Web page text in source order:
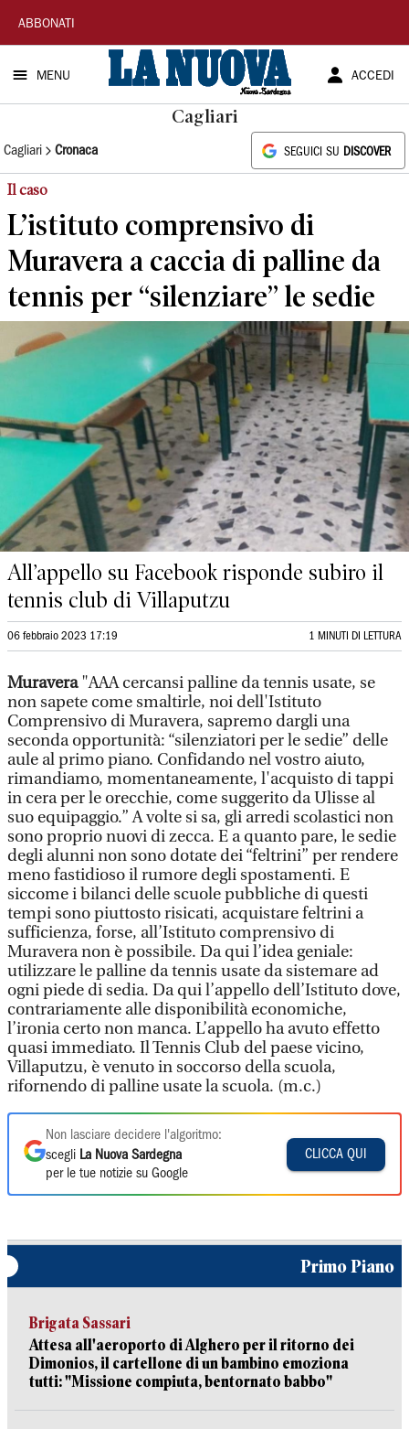
La
Nuova
Sardegna
ABBONATI
MENU ACCEDI
Cagliari
Cagliari Cronaca SEGUICI SU DISCOVER
Il caso
L’istituto comprensivo di
Muravera a caccia di palline da
tennis per “silenziare” le sedie
All’appello su Facebook risponde subiro il
tennis club di Villaputzu
06 febbraio 2023 17:19 1 MINUTI DI LETTURA
Muravera"AAA cercansi palline da tennis usate, se
non sapete come smaltirle, noi dell'Istituto
Comprensivo di Muravera, sapremo dargli una
seconda opportunità: “silenziatori per le sedie” delle
aule al primo piano. Confidando nel vostro aiuto,
rimandiamo, momentaneamente, l'acquisto di tappi
in cera per le orecchie, come suggerito da Ulisse al
suo equipaggio.” A volte si sa, gli arredi scolastici non
sono proprio nuovi di zecca. E a quanto pare, le sedie
degli alunni non sono dotate dei “feltrini” per rendere
meno fastidioso il rumore degli spostamenti. E
siccome i bilanci delle scuole pubbliche di questi
tempi sono piuttosto risicati, acquistare feltrini a
sufficienza, forse, all’Istituto comprensivo di
Muravera non è possibile. Da qui l’idea geniale:
utilizzare le palline da tennis usate da sistemare ad
ogni piede di sedia. Da qui l’appello dell’Istituto dove,
contrariamente alle disponibilità economiche,
l’ironia certo non manca. L’appello ha avuto effetto
quasi immediato. Il Tennis Club del paese vicino,
Villaputzu, è venuto in soccorso della scuola,
rifornendo di palline usate la scuola. (m.c.)
Non lasciare decidere l'algoritmo:
scegli La Nuova Sardegna
per le tue notizie su Google
CLICCA QUI
Primo Piano
Brigata Sassari
Attesa all'aeroporto di Alghero per il ritorno dei
Dimonios, il cartellone di un bambino emoziona
tutti: "Missione compiuta, bentornato babbo"